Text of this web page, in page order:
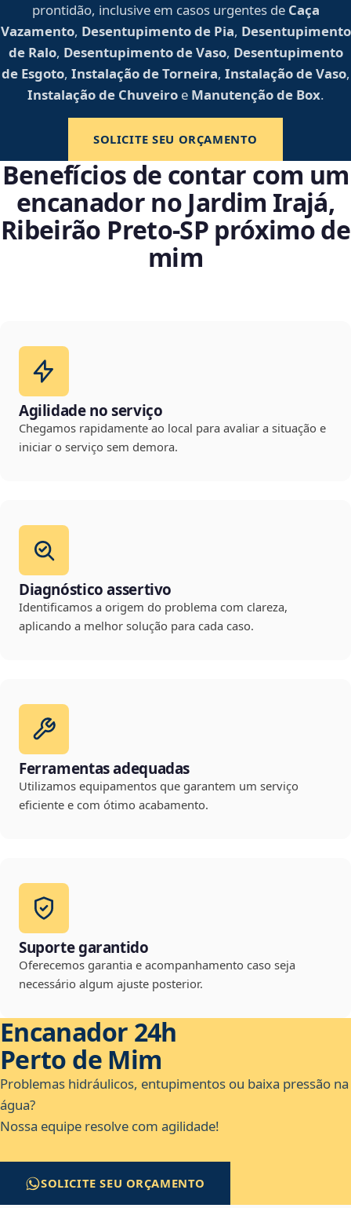
prontidão, inclusive em casos urgentes de Caça
Vazamento, Desentupimento de Pia, Desentupimento
de Ralo, Desentupimento de Vaso, Desentupimento
de Esgoto, Instalação de Torneira, Instalação de Vaso,
Instalação de Chuveiroe Manutenção de Box.
SOLICITE SEU ORÇAMENTO
Benefícios de contar com um
encanador no Jardim Irajá,
Ribeirão Preto‑SP próximo de
mim
Agilidade no serviço
Chegamos rapidamente ao local para avaliar a situação e
iniciar o serviço sem demora.
Diagnóstico assertivo
Identificamos a origem do problema com clareza,
aplicando a melhor solução para cada caso.
Ferramentas adequadas
Utilizamos equipamentos que garantem um serviço
eficiente e com ótimo acabamento.
Suporte garantido
Oferecemos garantia e acompanhamento caso seja
necessário algum ajuste posterior.
Encanador 24h
Perto de Mim
Problemas hidráulicos, entupimentos ou baixa pressão na
água?
Nossa equipe resolve com agilidade!
SOLICITE SEU ORÇAMENTO